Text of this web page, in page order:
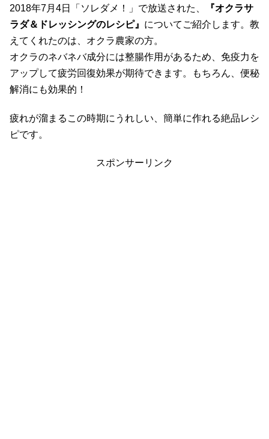
2018年7月4日「ソレダメ！」で放送された、
『オクラサ
ラダ＆ドレッシングのレシピ』 についてご紹介します。教
えてくれたのは、オクラ農家の方。
オクラのネバネバ成分には整腸作用があるため、免疫力を
アップして疲労回復効果が期待できます。もちろん、便秘
解消にも効果的！
疲れが溜まるこの時期にうれしい、簡単に作れる絶品レシ
ピです。
スポンサーリンク